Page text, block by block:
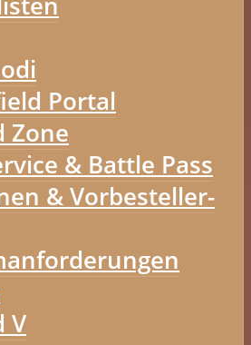
Portal
Zone
& Battle Pass
& Vorbesteller-
V